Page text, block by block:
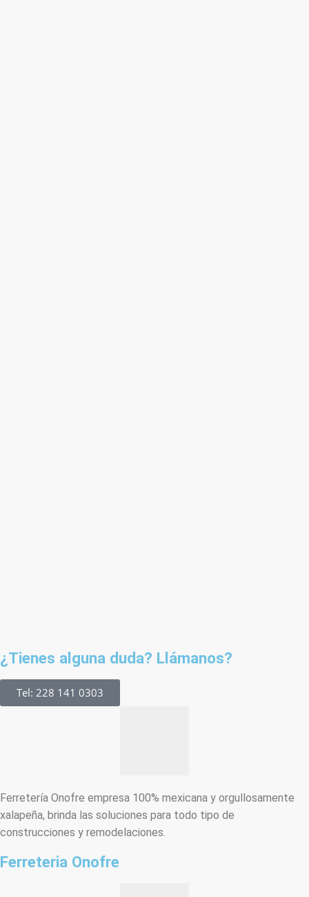
¿Tienes alguna duda? Llámanos?
Tel: 228 141 0303
Ferretería Onofre empresa 100% mexicana y orgullosamente
xalapeña, brinda las soluciones para todo tipo de
construcciones y remodelaciones.
Ferreteria Onofre